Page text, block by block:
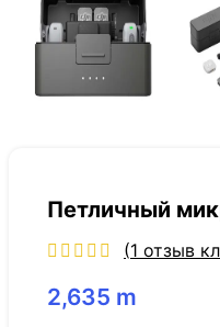
Петличный
(1 отзыв
2,635 m